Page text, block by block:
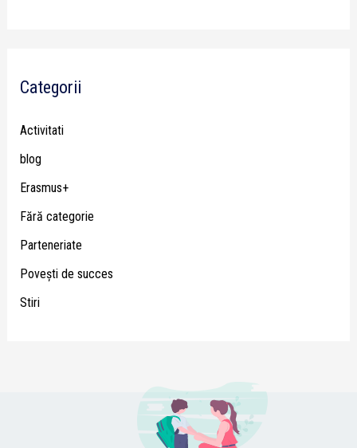
Categorii
Activitati
blog
Erasmus+
Fără categorie
Parteneriate
Poveşti de succes
Stiri